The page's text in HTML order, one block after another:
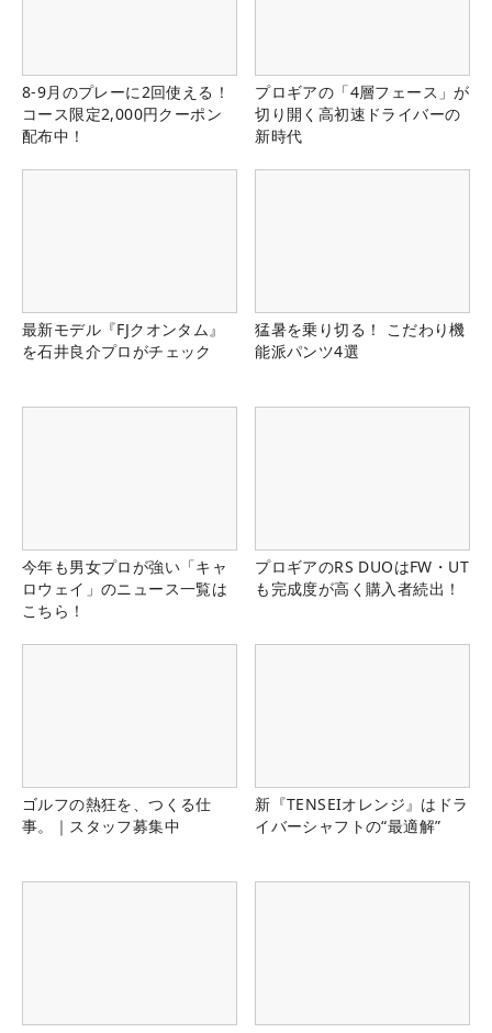
8-9月のプレーに2回使える！
コース限定2,000円クーポン
配布中！
プロギアの「4層フェース」が
切り開く高初速ドライバーの
新時代
最新モデル『FJクオンタム』
を石井良介プロがチェック
猛暑を乗り切る！ こだわり機
能派パンツ4選
今年も男女プロが強い「キャ
ロウェイ」のニュース一覧は
こちら！
プロギアのRS DUOはFW・UT
も完成度が高く購入者続出！
ゴルフの熱狂を、つくる仕
事。｜スタッフ募集中
新『TENSEIオレンジ』はドラ
イバーシャフトの“最適解”